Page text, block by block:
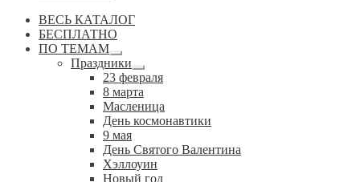
ВЕСЬ КАТАЛОГ
БЕСПЛАТНО
ПО ТЕМАМ
Развернутое
вложенное
меню
Праздники
Развернутое
вложенное
меню
23 февраля
8 марта
Масленица
День космонавтики
9 мая
День Святого Валентина
Хэллоуин
Новый год